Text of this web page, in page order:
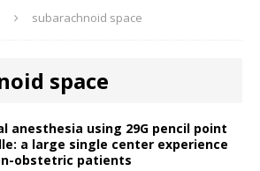
subarachnoid space
space
anesthesia using 29G pencil point
a large single center experience
obstetric patients